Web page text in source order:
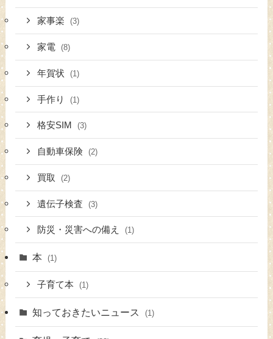
家事楽 (3)
家電 (8)
年賀状 (1)
手作り (1)
格安SIM (3)
自動車保険 (2)
買取 (2)
遺伝子検査 (3)
防災・災害への備え (1)
本 (1)
子育て本 (1)
知っておきたいニュース (1)